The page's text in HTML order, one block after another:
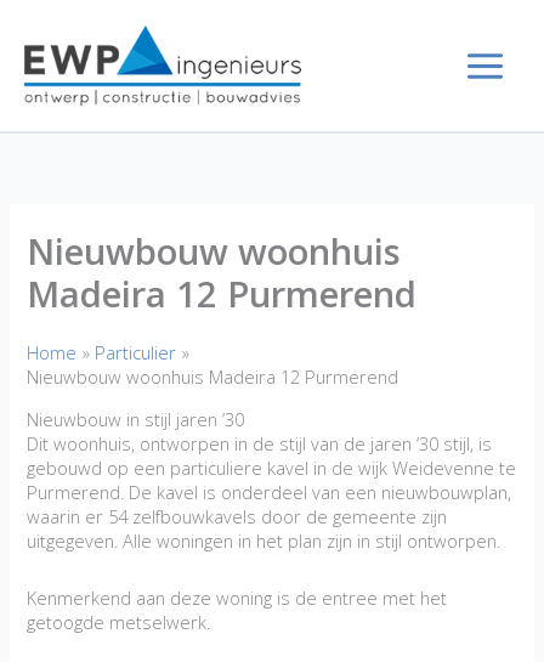
inhoud
Nieuwbouw woonhuis
Madeira 12 Purmerend
Home
Particulier
Nieuwbouw woonhuis Madeira 12 Purmerend
Nieuwbouw in stijl jaren ’30
Dit woonhuis, ontworpen in de stijl van de jaren ’30 stijl, is
gebouwd op een particuliere kavel in de wijk Weidevenne te
Purmerend. De kavel is onderdeel van een nieuwbouwplan,
waarin er 54 zelfbouwkavels door de gemeente zijn
uitgegeven. Alle woningen in het plan zijn in stijl ontworpen.
Kenmerkend aan deze woning is de entree met het
getoogde metselwerk.